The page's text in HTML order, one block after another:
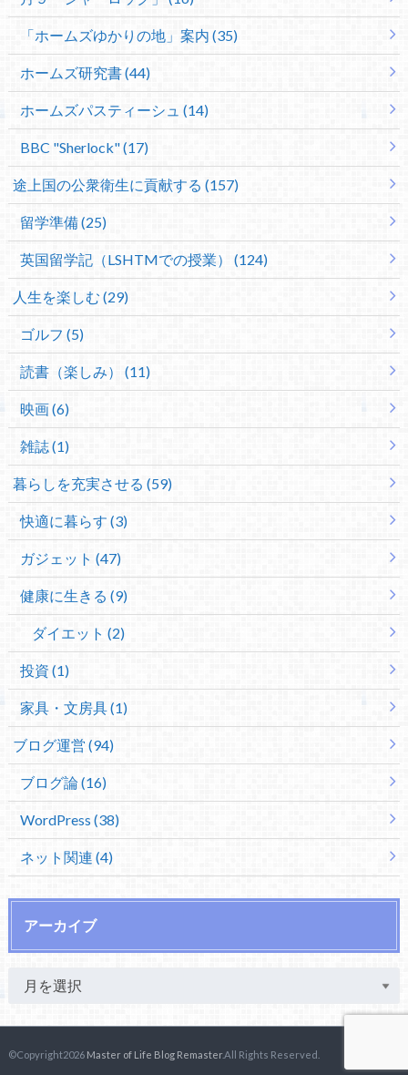
「ホームズゆかりの地」案内 (35)
ホームズ研究書 (44)
ホームズパスティーシュ (14)
BBC "Sherlock" (17)
途上国の公衆衛生に貢献する (157)
留学準備 (25)
英国留学記（LSHTMでの授業） (124)
人生を楽しむ (29)
ゴルフ (5)
読書（楽しみ） (11)
映画 (6)
雑誌 (1)
暮らしを充実させる (59)
快適に暮らす (3)
ガジェット (47)
健康に生きる (9)
ダイエット (2)
投資 (1)
家具・文房具 (1)
ブログ運営 (94)
ブログ論 (16)
WordPress (38)
ネット関連 (4)
アーカイブ
©Copyright2026 Master of Life Blog Remaster.All Rights Reserved.